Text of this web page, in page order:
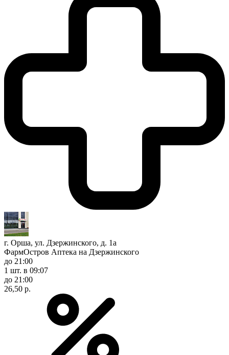
г. Орша, ул. Дзержинского, д. 1а
ФармОстров Аптека на Дзержинского
до 21:00
1 шт. в 09:07
до 21:00
26,50 р.